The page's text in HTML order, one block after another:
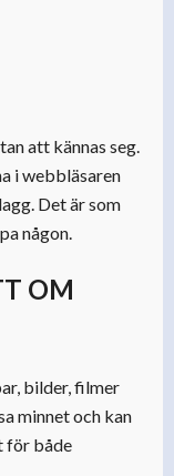
att kännas seg.
i webbläsaren
Det är som
någon.
OM
bilder, filmer
minnet och kan
för både